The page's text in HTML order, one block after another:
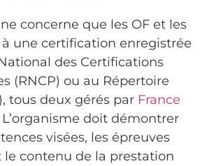
concerne que les OF et les
à une certification enregistrée
des Certifications
(RNCP) ou au Répertoire
tous deux gérés par France
L’organisme doit démontrer
visées, les épreuves
le contenu de la prestation